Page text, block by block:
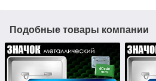
Подобные товары компании